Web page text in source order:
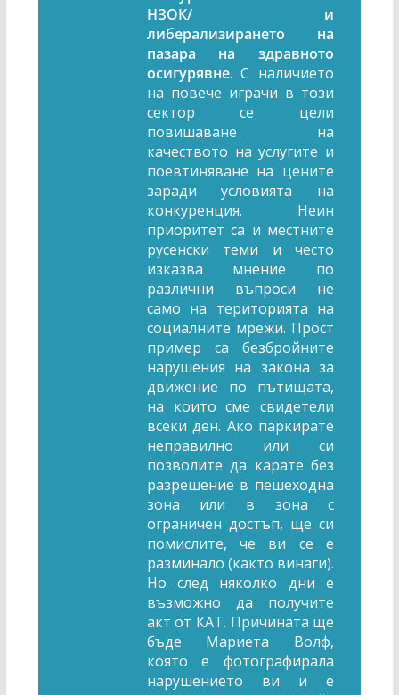
НЗОК/ и
либерализирането на
пазара на здравното
осигурявне. С наличието
на повече играчи в този
сектор се цели
повишаване на
качеството на услугите и
поевтиняване на цените
заради условията на
конкуренция. Неин
приоритет са и местните
русенски теми и често
изказва мнение по
различни въпроси не
само на територията на
социалните мрежи. Прост
пример са безбройните
нарушения на закона за
движение по пътищата,
на които сме свидетели
всеки ден. Ако паркирате
неправилно или си
позволите да карате без
разрешение в пешеходна
зона или в зона с
ограничен достъп, ще си
помислите, че ви се е
разминало (както винаги).
Но след няколко дни е
възможно да получите
акт от КАТ. Причината ще
бъде Мариета Волф,
която е фотографирала
нарушението ви и е